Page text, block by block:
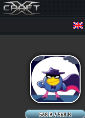
568 K / 568 K